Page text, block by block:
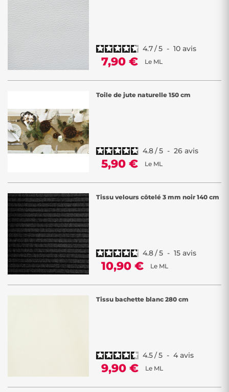
4.7/5 - 10 avis
7,90 € Le ML
Toile de jute naturelle 150 cm
4.8/5 - 26 avis
5,90 € Le ML
Tissu velours côtelé 3 mm noir 140 cm
4.8/5 - 15 avis
10,90 € Le ML
Tissu bachette blanc 280 cm
4.5/5 - 4 avis
9,90 € Le ML